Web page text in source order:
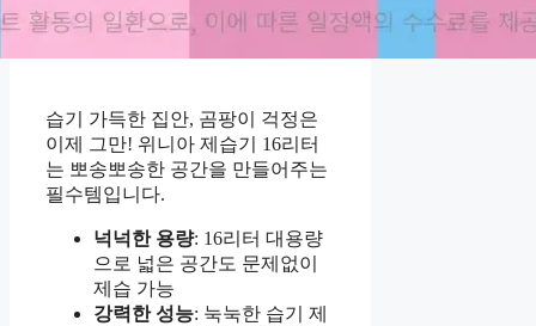
습기 가득한 집안, 곰팡이 걱정은
이제 그만! 위니아 제습기 16리터
는 뽀송뽀송한 공간을 만들어주는
필수템입니다.
넉넉한 용량: 16리터 대용량
으로 넓은 공간도 문제없이
제습 가능
강력한 성능: 눅눅한 습기 제